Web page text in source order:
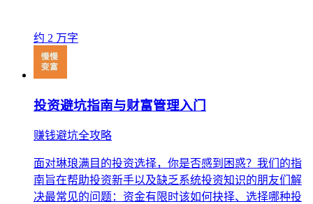
约 2 万字
投资避坑指南与财富管理入门
赚钱避坑全攻略
面对琳琅满目的投资选择，你是否感到困惑？我们的指
南旨在帮助投资新手以及缺乏系统投资知识的朋友们解
决最常见的问题：资金有限时该如何抉择、选择哪种投